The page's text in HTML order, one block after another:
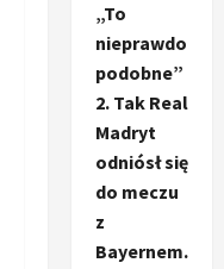
„To
nieprawdo
podobne”
2. Tak Real
Madryt
odniósł się
do meczu
z
Bayernem.